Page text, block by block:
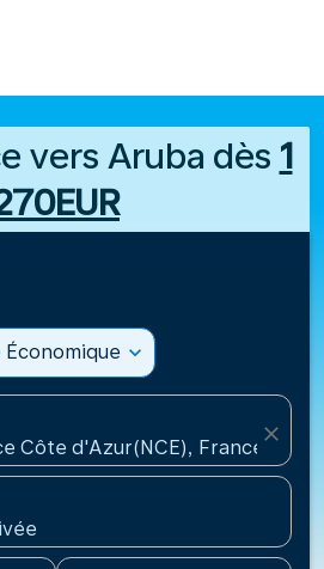
vers Aruba dès 1
Économique expand_more
Côte d'Azur(NCE), France
close